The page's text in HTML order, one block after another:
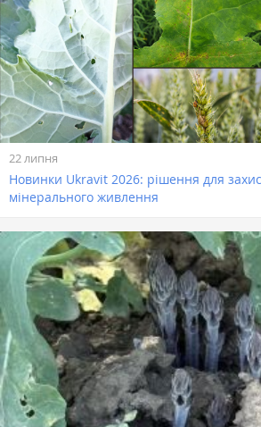
22 липня
Новинки Ukravit 2026: рішення для
мінерального живлення